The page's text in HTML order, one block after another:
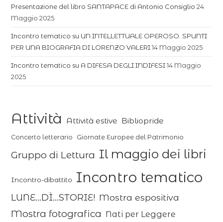
Presentazione del libro SANTAPACE di Antonio Consiglio 24
Maggio 2025
Incontro tematico su UN INTELLETTUALE OPEROSO. SPUNTI
PER UNA BIOGRAFIA DI LORENZO VALERI 14 Maggio 2025
Incontro tematico su A DIFESA DEGLI INDIFESI 14 Maggio
2025
Attività Attività estive Bibliopride
Concerto letterario Giornate Europee del Patrimonio
Gruppo di Lettura Il maggio dei libri
Incontro-dibattito Incontro tematico
LUNE...DÌ...STORIE! Mostra espositiva
Mostra fotografica Nati per Leggere